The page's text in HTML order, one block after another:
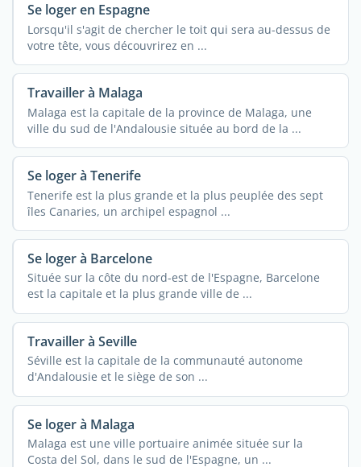
Se loger en Espagne
Lorsqu'il s'agit de chercher le toit qui sera au-dessus de
votre tête, vous découvrirez en ...
Travailler à Malaga
Malaga est la capitale de la province de Malaga, une
ville du sud de l'Andalousie située au bord de la ...
Se loger à Tenerife
Tenerife est la plus grande et la plus peuplée des sept
îles Canaries, un archipel espagnol ...
Se loger à Barcelone
Située sur la côte du nord-est de l'Espagne, Barcelone
est la capitale et la plus grande ville de ...
Travailler à Seville
Séville est la capitale de la communauté autonome
d'Andalousie et le siège de son ...
Se loger à Malaga
Malaga est une ville portuaire animée située sur la
Costa del Sol, dans le sud de l'Espagne, un ...